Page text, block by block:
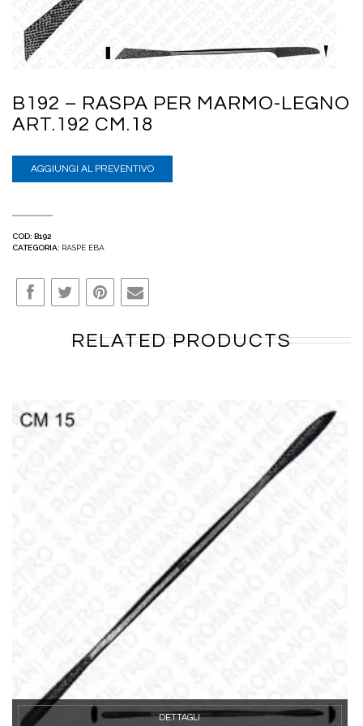
B192 – RASPA PER MARMO-LEGNO
ART.192 CM.18
AGGIUNGI AL PREVENTIVO
COD: B192
CATEGORIA: RASPE EBA
RELATED PRODUCTS
DETTAGLI